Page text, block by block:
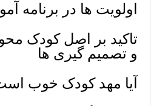
اولویت ها در برنامه
تاکید بر اصل کودک
و تصمیم گیری ‌ها
آیا مهد کودک خوب